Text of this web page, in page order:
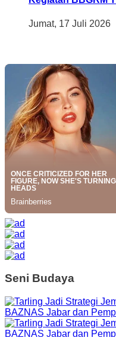
Jumat, 17 Juli 2026
Seni Budaya